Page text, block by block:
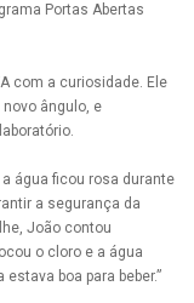
Portas Abertas
com a curiosidade. Ele
novo ângulo, e
água ficou rosa durante
a segurança da
João contou
o cloro e a água
boa para beber.”